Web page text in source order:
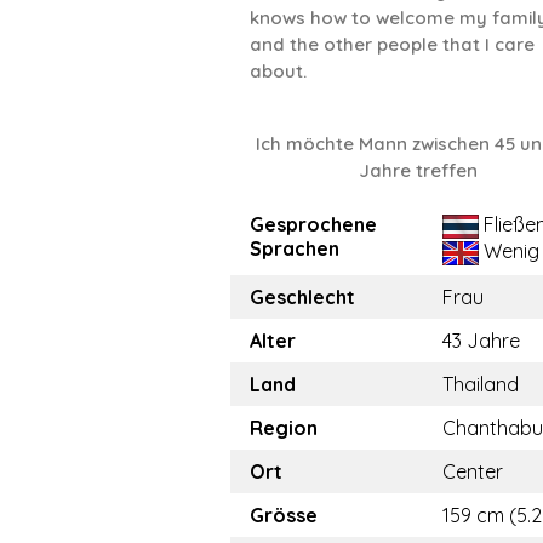
knows how to welcome my
and the other people that I care
about.
Ich möchte Mann zwischen 45
Jahre treffen
Gesprochene
Sprachen
Wenig
Geschlecht
Frau
Alter
43 Jahre
Land
Thailand
Region
Ort
Center
Grösse
159 cm